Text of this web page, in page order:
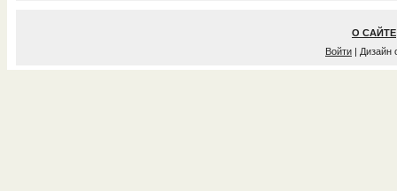
О САЙТЕ
Войти | Дизайн